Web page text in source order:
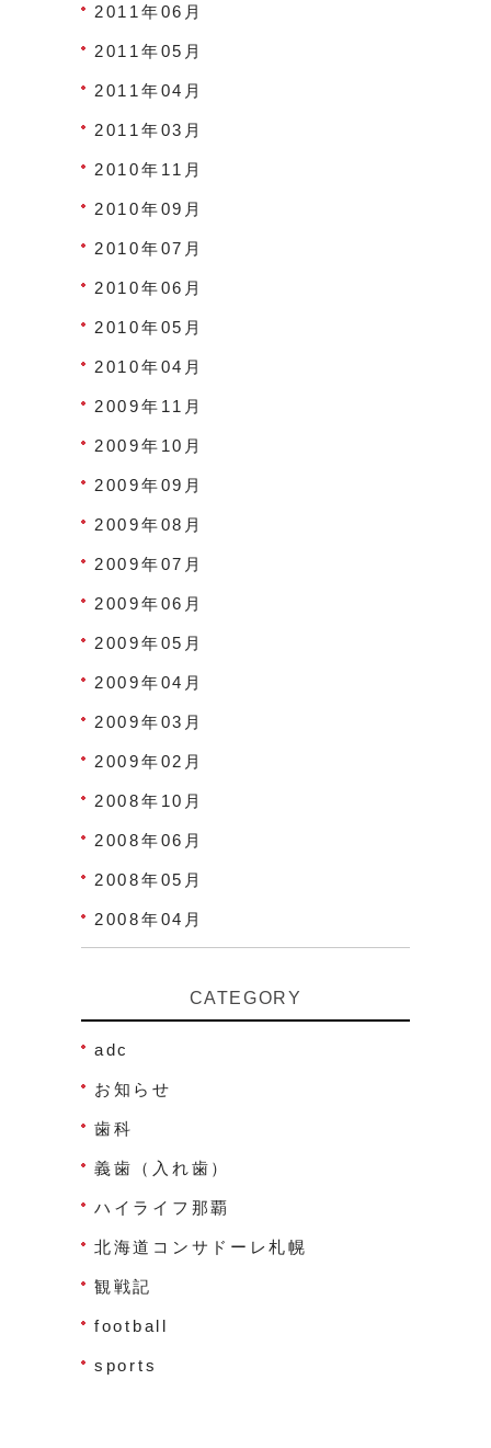
2011年06月
2011年05月
2011年04月
2011年03月
2010年11月
2010年09月
2010年07月
2010年06月
2010年05月
2010年04月
2009年11月
2009年10月
2009年09月
2009年08月
2009年07月
2009年06月
2009年05月
2009年04月
2009年03月
2009年02月
2008年10月
2008年06月
2008年05月
2008年04月
CATEGORY
adc
お知らせ
歯科
義歯（入れ歯）
ハイライフ那覇
北海道コンサドーレ札幌
観戦記
football
sports